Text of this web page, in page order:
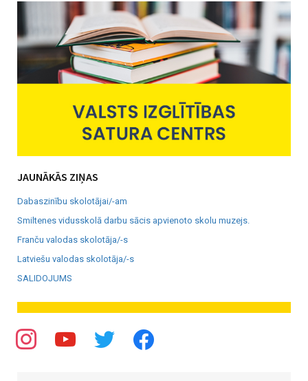
JAUNĀKĀS ZIŅAS
Dabaszinību skolotājai/-am
Smiltenes vidusskolā darbu sācis apvienoto skolu muzejs.
Franču valodas skolotāja/-s
Latviešu valodas skolotāja/-s
SALIDOJUMS